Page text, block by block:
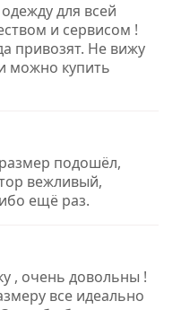
для всей
и сервисом !
привозят. Не вижу
можно купить
подошёл,
вежливый,
ещё раз.
, очень довольны !
все идеально